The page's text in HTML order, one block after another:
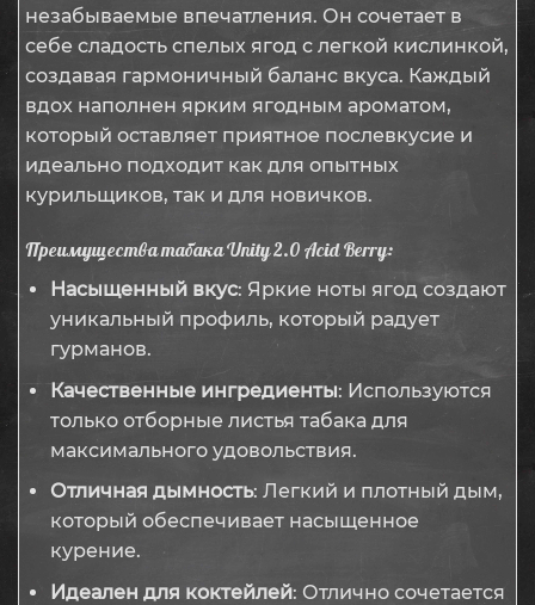
незабываемые впечатления. Он сочетает в
себе сладость спелых ягод с легкой кислинкой,
создавая гармоничный баланс вкуса. Каждый
вдох наполнен ярким ягодным ароматом,
который оставляет приятное послевкусие и
идеально подходит как для опытных
курильщиков, так и для новичков.
Преимущества табака Unity 2.0 Acid Berry:
Насыщенный вкус: Яркие ноты ягод создают
уникальный профиль, который радует
гурманов.
Качественные ингредиенты: Используются
только отборные листья табака для
максимального удовольствия.
Отличная дымность: Легкий и плотный дым,
который обеспечивает насыщенное
курение.
Идеален для коктейлей: Отлично сочетается